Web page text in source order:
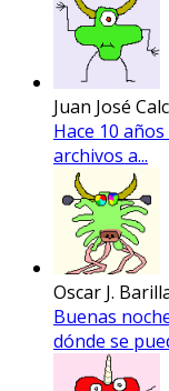
Juan José
Hace 10
archivos a...
Oscar J.
Buenas
dónde se